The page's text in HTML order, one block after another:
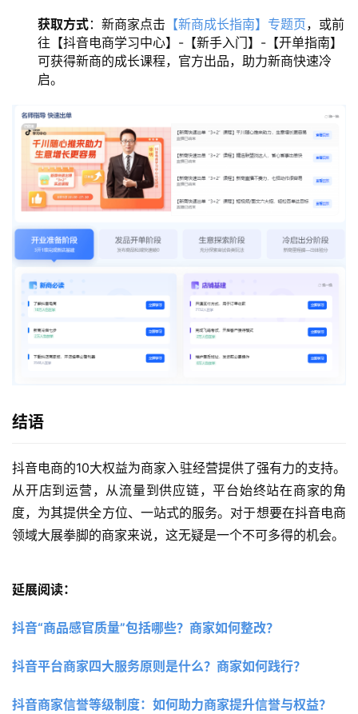
获取方式：新商家点击 【新商成长指南】专题页，或前
往【抖音电商学习中心】-【新手入门】-【开单指南】
可获得新商的成长课程，官方出品，助力新商快速冷
启。
结语
抖音电商的10大权益为商家入驻经营提供了强有力的支持。
从开店到运营，从流量到供应链，平台始终站在商家的角
度，为其提供全方位、一站式的服务。对于想要在抖音电商
领域大展拳脚的商家来说，这无疑是一个不可多得的机会。
延展阅读：
抖音“商品感官质量”包括哪些？商家如何整改？
抖音平台商家四大服务原则是什么？商家如何践行？
抖音商家信誉等级制度：如何助力商家提升信誉与权益？